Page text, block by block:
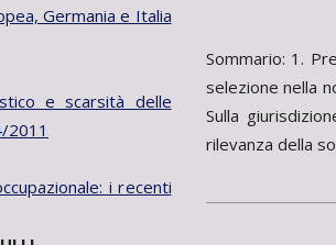
Sommario: 1.
selezione nella
Sulla
rilevanza della
Germania e Italia
e scarsità delle
2011
i recenti